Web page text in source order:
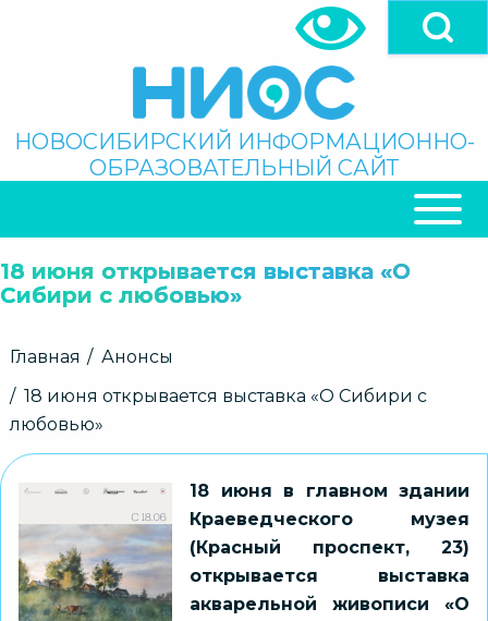
Поиск
НОВОСИБИРСКИЙ ИНФОРМАЦИОННО-
ОБРАЗОВАТЕЛЬНЫЙ САЙТ
НАВИГАЦИЯ
18 июня открывается выставка «О
Сибири с любовью»
Строка
Главная
Анонсы
18 июня открывается выставка «О Сибири с
любовью»
18 июня в главном здании
Краеведческого музея
(Красный проспект, 23)
открывается выставка
акварельной живописи «О